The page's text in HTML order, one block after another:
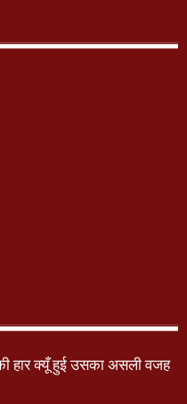
हार क्यूँ हुई उसका असली वजह